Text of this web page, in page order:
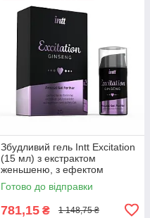
Збудливий гель Intt Excitation
(15 мл) з екстрактом
женьшеню, з ефектом
вібрації 777Store.com.ua
Готово до відправки
781,15 ₴ 1 148,75 ₴